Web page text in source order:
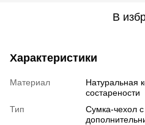
В
Характеристики
Материал
Натуральная
состарености
Тип
Сумка-чехол